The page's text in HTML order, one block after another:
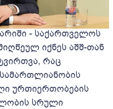
- საქართველოს
იქნეს აშშ-თან
რაც
ურთიერთობების
სრული